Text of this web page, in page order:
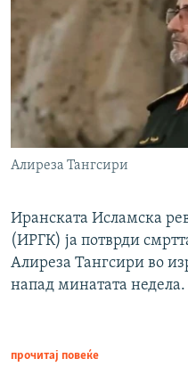
Алиреза Тангсири
Иранската Исламска
(ИРГК) ја потврди
Алиреза Тангсири во
напад минатата недела.
прочитај повеќе